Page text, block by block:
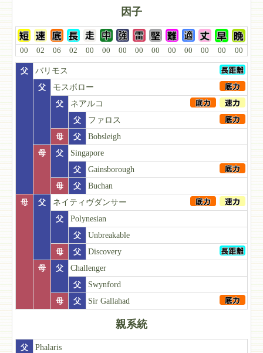
因子
00 02 06 02 00 00 00 00 00 00 00 00 00 00
父
バリモス
父
モスボロー
父
ネアルコ
父
ファロス
母
父
Bobsleigh
母
父
Singapore
父
Gainsborough
母
父
Buchan
母
父
ネイティヴダンサー
父
Polynesian
父
Unbreakable
母
父
Discovery
母
父
Challenger
父
Swynford
母
父 Sir Gallahad
親系統
父
Phalaris